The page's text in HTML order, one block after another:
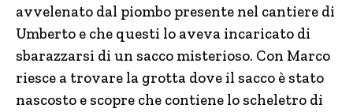
avvelenato dal piombo presente nel cantiere di
Umberto e che questi lo aveva incaricato di
sbarazzarsi di un sacco misterioso. Con Marco
riesce a trovare la grotta dove il sacco è stato
nascosto e scopre che contiene lo scheletro di